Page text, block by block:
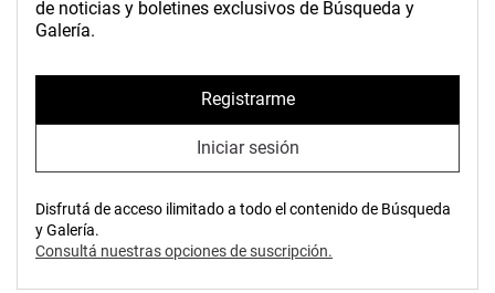
de noticias y boletines exclusivos de Búsqueda y
Galería.
Registrarme
Iniciar sesión
Disfrutá de acceso ilimitado a todo el contenido de Búsqueda
y Galería.
Consultá nuestras opciones de suscripción.